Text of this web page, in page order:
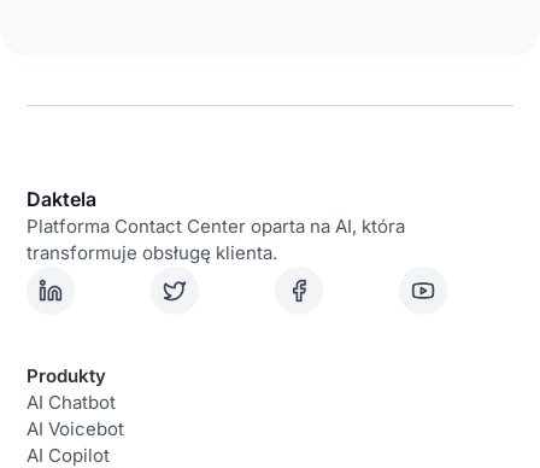
Daktela
Platforma Contact Center oparta na AI, która
transformuje obsługę klienta.
Produkty
AI Chatbot
AI Voicebot
AI Copilot